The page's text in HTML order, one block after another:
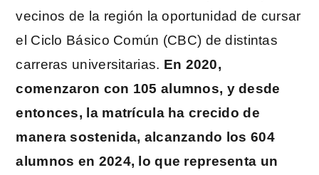
vecinos de la región la oportunidad de cursar
el Ciclo Básico Común (CBC) de distintas
carreras universitarias. En 2020,
comenzaron con 105 alumnos, y desde
entonces, la matrícula ha crecido de
manera sostenida, alcanzando los 604
alumnos en 2024, lo que representa un